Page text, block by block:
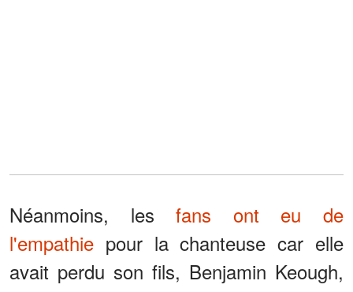
Néanmoins, lesfans ont eu de
l'empathie pour la chanteuse car elle
avait perdu son fils, Benjamin Keough,